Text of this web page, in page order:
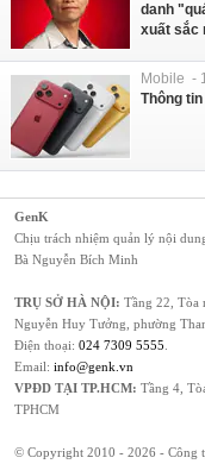
danh
xuất sắc
Mobile -
Thông
GenK
Chịu trách nhiệm quản lý nội
Bà Nguyễn Bích Minh
TRỤ SỞ HÀ NỘI: Tầng 22, Tòa
Nguyễn Huy Tưởng, phường
Điện thoại: 024 7309 5555
Email: info@genk.vn
VPĐD TẠI TP.HCM: Tầng 4,
TPHCM
© Copyright 2010 - 2026 - Công